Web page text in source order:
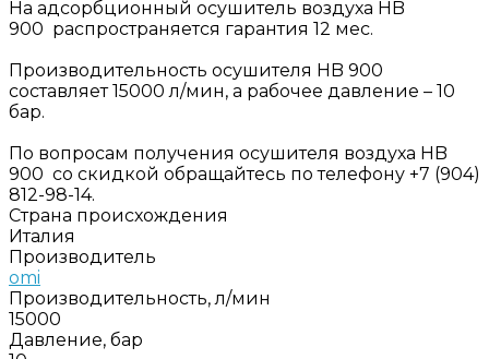
На адсорбционный осушитель воздуха HB
900 распространяется гарантия 12 мес.
Производительность осушителя HB 900
составляет 15000 л/мин, а рабочее давление – 10
бар.
По вопросам получения осушителя воздуха HB
900 со скидкой обращайтесь по телефону +7 (904)
812-98-14.
Страна происхождения
Италия
Производитель
omi
Производительность, л/мин
15000
Давление, бар